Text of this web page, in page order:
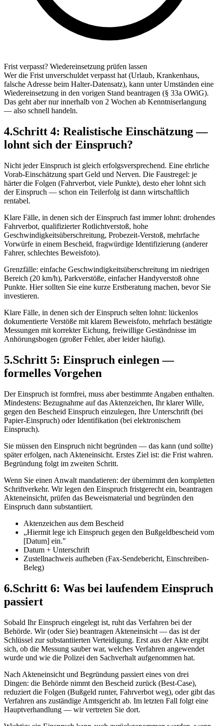
Frist verpasst? Wiedereinsetzung prüfen lassen
Wer die Frist unverschuldet verpasst hat (Urlaub, Krankenhaus,
falsche Adresse beim Halter-Datensatz), kann unter Umständen eine
Wiedereinsetzung in den vorigen Stand beantragen (§ 33a OWiG).
Das geht aber nur innerhalb von 2 Wochen ab Kenntniserlangung
— also schnell handeln.
4.Schritt 4: Realistische Einschätzung —
lohnt sich der Einspruch?
Nicht jeder Einspruch ist gleich erfolgsversprechend. Eine ehrliche
Vorab-Einschätzung spart Geld und Nerven. Die Faustregel: je
härter die Folgen (Fahrverbot, viele Punkte), desto eher lohnt sich
der Einspruch — schon ein Teilerfolg ist dann wirtschaftlich
rentabel.
Klare Fälle, in denen sich der Einspruch fast immer lohnt: drohendes
Fahrverbot, qualifizierter Rotlichtverstoß, hohe
Geschwindigkeitsüberschreitung, Probezeit-Verstoß, mehrfache
Vorwürfe in einem Bescheid, fragwürdige Identifizierung (anderer
Fahrer, schlechtes Beweisfoto).
Grenzfälle: einfache Geschwindigkeitsüberschreitung im niedrigen
Bereich (20 km/h), Parkverstöße, einfacher Handyverstoß ohne
Punkte. Hier sollten Sie eine kurze Erstberatung machen, bevor Sie
investieren.
Klare Fälle, in denen sich der Einspruch selten lohnt: lückenlos
dokumentierte Verstöße mit klarem Beweisfoto, mehrfach bestätigte
Messungen mit korrekter Eichung, freiwillige Geständnisse im
Anhörungsbogen (großer Fehler, aber leider häufig).
5.Schritt 5: Einspruch einlegen —
formelles Vorgehen
Der Einspruch ist formfrei, muss aber bestimmte Angaben enthalten.
Mindestens: Bezugnahme auf das Aktenzeichen, Ihr klarer Wille,
gegen den Bescheid Einspruch einzulegen, Ihre Unterschrift (bei
Papier-Einspruch) oder Identifikation (bei elektronischem
Einspruch).
Sie müssen den Einspruch nicht begründen — das kann (und sollte)
später erfolgen, nach Akteneinsicht. Erstes Ziel ist: die Frist wahren.
Begründung folgt im zweiten Schritt.
Wenn Sie einen Anwalt mandatieren: der übernimmt den kompletten
Schriftverkehr. Wir legen den Einspruch fristgerecht ein, beantragen
Akteneinsicht, prüfen das Beweismaterial und begründen den
Einspruch dann substantiiert.
Aktenzeichen aus dem Bescheid
„Hiermit lege ich Einspruch gegen den Bußgeldbescheid vom
[Datum] ein."
Datum + Unterschrift
Zustellnachweis aufheben (Fax-Sendebericht, Einschreiben-
Beleg)
6.Schritt 6: Was bei laufendem Einspruch
passiert
Sobald Ihr Einspruch eingelegt ist, ruht das Verfahren bei der
Behörde. Wir (oder Sie) beantragen Akteneinsicht — das ist der
Schlüssel zur substantiierten Verteidigung. Erst aus der Akte ergibt
sich, ob die Messung sauber war, welches Verfahren angewendet
wurde und wie die Polizei den Sachverhalt aufgenommen hat.
Nach Akteneinsicht und Begründung passiert eines von drei
Dingen: die Behörde nimmt den Bescheid zurück (Best-Case),
reduziert die Folgen (Bußgeld runter, Fahrverbot weg), oder gibt das
Verfahren ans zuständige Amtsgericht ab. Im letzten Fall folgt eine
Hauptverhandlung — wir vertreten Sie dort.